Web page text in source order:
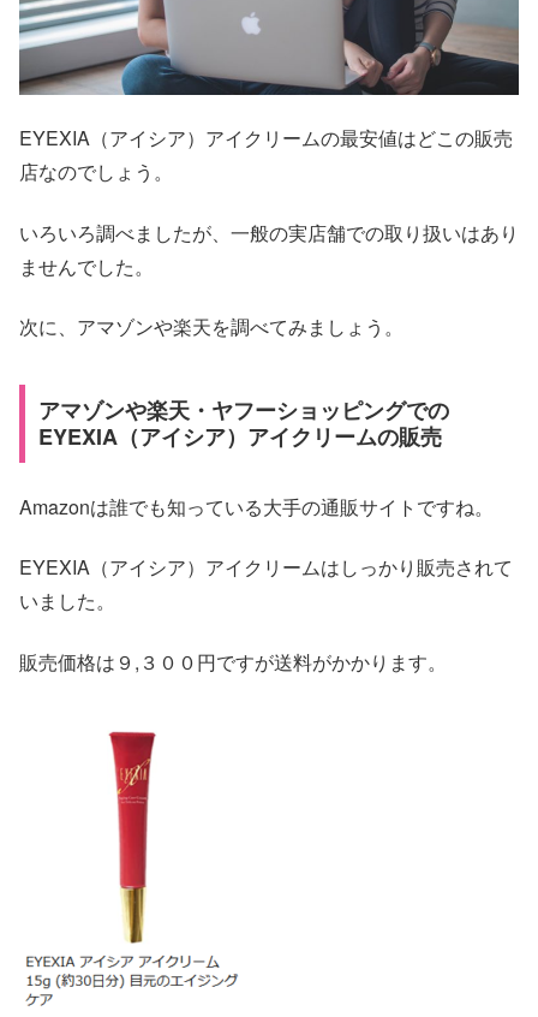
EYEXIA（アイシア）アイクリームの最安値はどこの販売
店なのでしょう。
いろいろ調べましたが、一般の実店舗での取り扱いはあり
ませんでした。
次に、アマゾンや楽天を調べてみましょう。
アマゾンや楽天・ヤフーショッピングでの
EYEXIA（アイシア）アイクリームの販売
Amazonは誰でも知っている大手の通販サイトですね。
EYEXIA（アイシア）アイクリームはしっかり販売されて
いました。
販売価格は９,３００円ですが送料がかかります。